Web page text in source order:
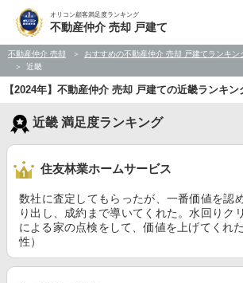
オリコン顧客満足度ランキング
不動産仲介 売却 戸建て
不動産仲介 売却 おすすめの不動産仲介 売却 戸建てランキン
近畿
【2024年】不動産仲介 売却 戸建ての近畿ランキン
近畿 満足度ランキング
住友林業ホームサービス
数社に査定してもらったが、一番価値を認
り出し、成約まで導いてくれた。水回りク
による家の点検をして、価値を上げてくれ
性）